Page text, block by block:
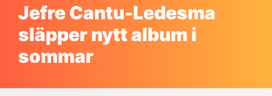
Jefre Cantu-Ledesma
släpper nytt album i
sommar